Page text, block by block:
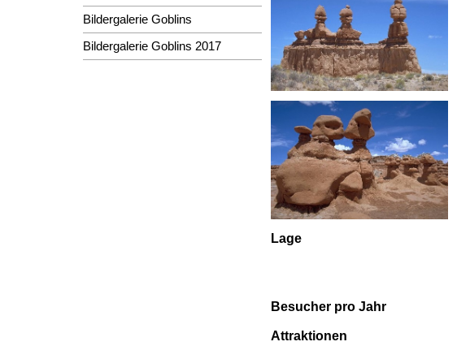
Bildergalerie Goblins
Bildergalerie Goblins 2017
Lage
Besucher pro Jahr
Attraktionen